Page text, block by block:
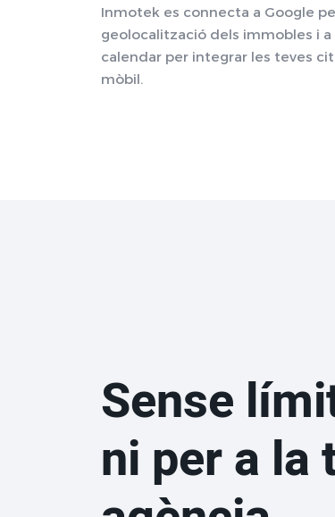
Inmotek es connecta a Google
geolocalització dels immobles i a
calendar per integrar les teves
mòbil.
Sense
ni per a la